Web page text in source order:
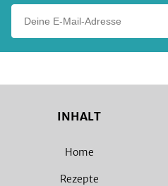
INHALT
Home
Rezepte